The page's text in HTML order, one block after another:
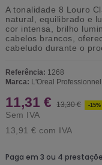
A tonalidade 8 Louro
natural, equilibrado e
cor intensa, brilho
cabelos brancos ,
cabeludo durante o
Referência: 1268
Marca: L'Oreal
11,31 € 13,30 € -15%
Sem IVA
13,91 € com IVA